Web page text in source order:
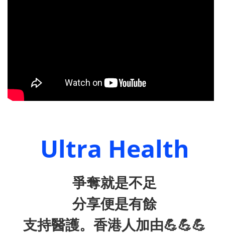
Ultra Health
爭奪就是不足
分享便是有餘
支持醫護。香港人加由💪💪💪